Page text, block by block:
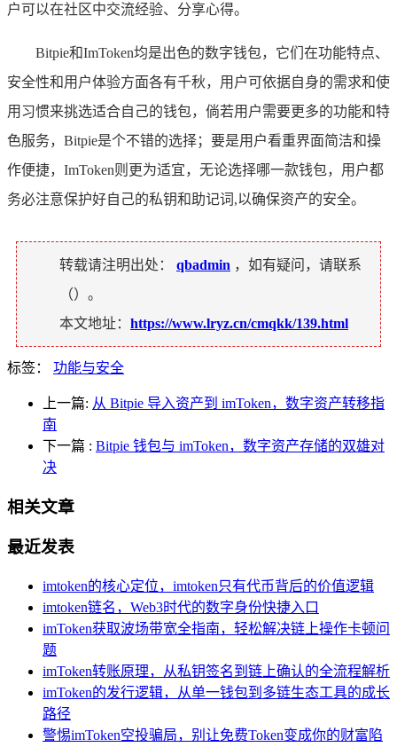
户可以在社区中交流经验、分享心得。
Bitpie和ImToken均是出色的数字钱包，它们在功能特点、
安全性和用户体验方面各有千秋，用户可依据自身的需求和使
用习惯来挑选适合自己的钱包，倘若用户需要更多的功能和特
色服务，Bitpie是个不错的选择；要是用户看重界面简洁和操
作便捷，ImToken则更为适宜，无论选择哪一款钱包，用户都
务必注意保护好自己的私钥和助记词,以确保资产的安全。
转载请注明出处： qbadmin ，如有疑问，请联系
（）。
本文地址： https://www.lryz.cn/cmqkk/139.html
标签： 功能与安全
上一篇: 从 Bitpie 导入资产到 imToken，数字资产转移指
南
下一篇 : Bitpie 钱包与 imToken，数字资产存储的双雄对
决
相关文章
最近发表
imtoken的核心定位，imtoken只有代币背后的价值逻辑
imtoken链名，Web3时代的数字身份快捷入口
imToken获取波场带宽全指南，轻松解决链上操作卡顿问
题
imToken转账原理，从私钥签名到链上确认的全流程解析
imToken的发行逻辑，从单一钱包到多链生态工具的成长
路径
警惕imToken空投骗局，别让免费Token变成你的财富陷